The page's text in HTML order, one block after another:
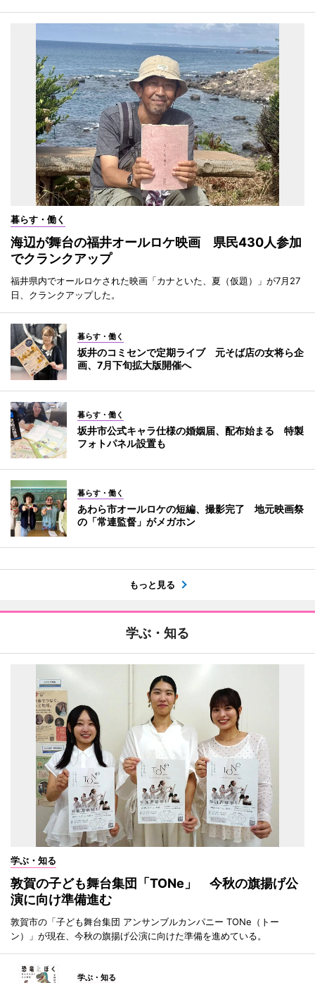
暮らす・働く
海辺が舞台の福井オールロケ映画 県民430人参加
でクランクアップ
福井県内でオールロケされた映画「カナといた、夏（仮題）」が7月27
日、クランクアップした。
暮らす・働く
坂井のコミセンで定期ライブ 元そば店の女将ら企
画、7月下旬拡大版開催へ
暮らす・働く
坂井市公式キャラ仕様の婚姻届、配布始まる 特製
フォトパネル設置も
暮らす・働く
あわら市オールロケの短編、撮影完了 地元映画祭
の「常連監督」がメガホン
もっと見る
学ぶ・知る
学ぶ・知る
敦賀の子ども舞台集団「TONe」 今秋の旗揚げ公
演に向け準備進む
敦賀市の「子ども舞台集団 アンサンブルカンパニー TONe（トー
ン）」が現在、今秋の旗揚げ公演に向けた準備を進めている。
学ぶ・知る